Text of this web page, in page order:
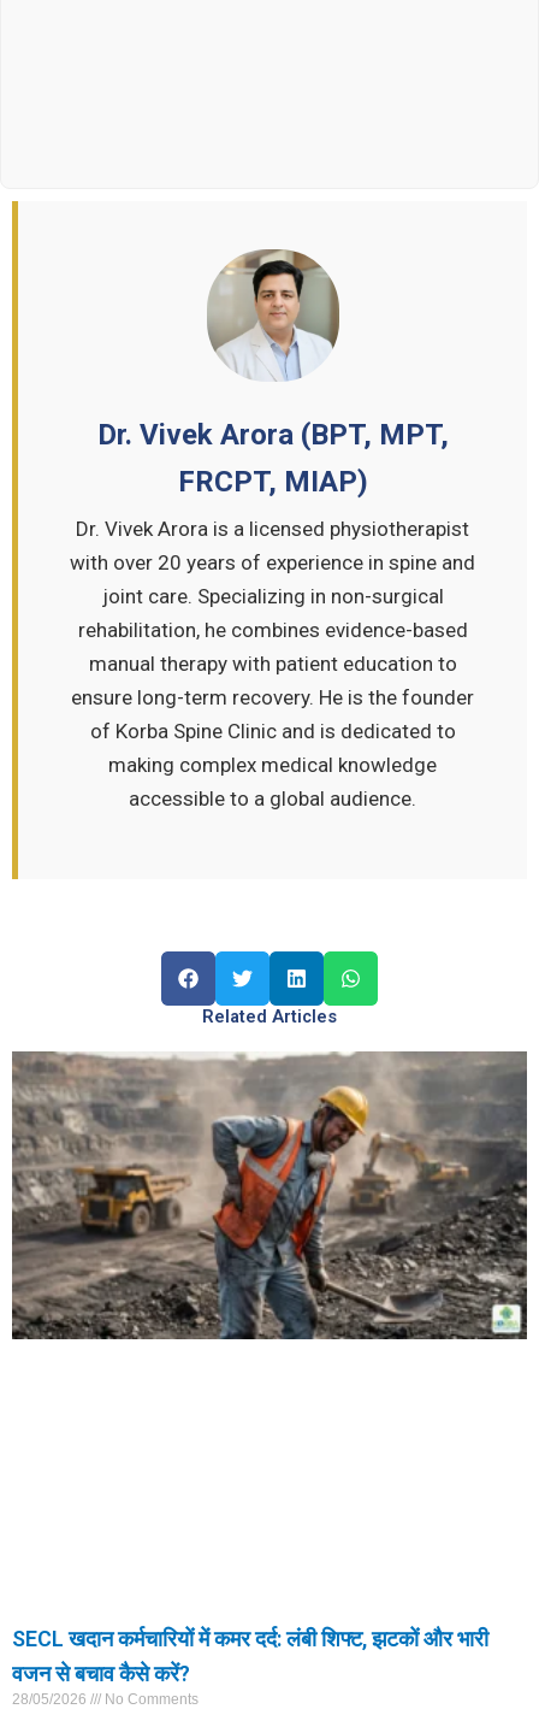
Dr. Vivek Arora (BPT, MPT,
FRCPT, MIAP)
Dr. Vivek Arora is a licensed physiotherapist
with over 20 years of experience in spine and
joint care. Specializing in non-surgical
rehabilitation, he combines evidence-based
manual therapy with patient education to
ensure long-term recovery. He is the founder
of Korba Spine Clinic and is dedicated to
making complex medical knowledge
accessible to a global audience.
Related Articles
SECL खदान कर्मचारियों में कमर दर्द: लंबी शिफ्ट, झटकों और भारी
वजन से बचाव कैसे करें?
28/05/2026 No Comments